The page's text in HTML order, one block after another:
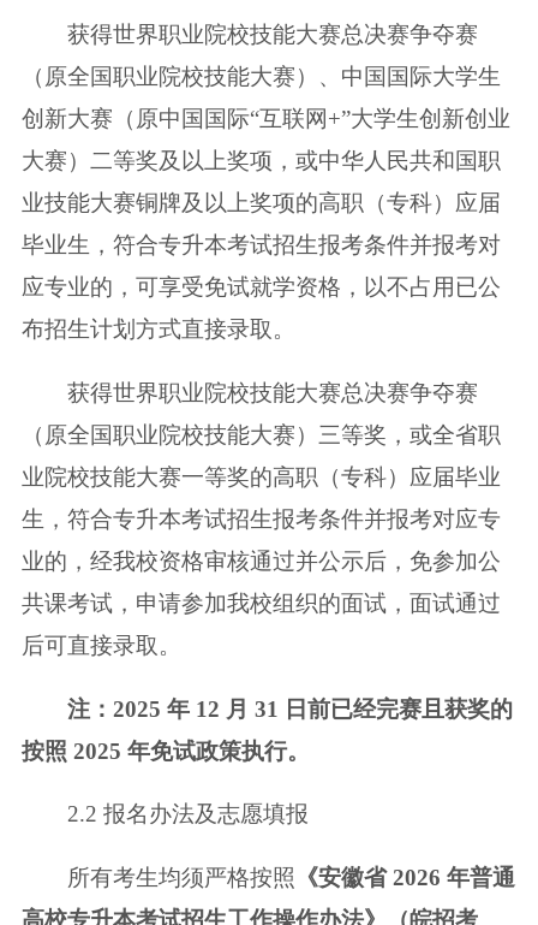
获得世界职业院校技能大赛总决赛争夺赛
（原全国职业院校技能大赛）、中 国国际大学生
创新大赛（原中国国际“互联网+”大学生创新创业
大赛）二等奖及以上奖项，或中华人民共和国职
业技能大赛铜牌及以上奖项的高职（专科）应届
毕业生，符合专升本考试招生报考条件并报考对
应专业的，可享受免试就学资格，以不占用已公
布招生计划方式直接录取。
获得世界职业院校技能大赛总决赛争夺赛
（原全国职业院校技能大赛）三等奖，或全省职
业院校技能大赛一等奖的高职（专科）应届毕业
生，符合专升本考试招生报考条件并报考对应专
业的，经我校资格审核通过并公示后，免参加公
共课考试，申请参加我校组织的面试，面试通过
后可直接录取。
注：2025 年 12 月 31 日前已经完赛且获奖的
按照 2025 年免试政策执行。
2.2 报名办法及志愿填报
所有考生均须严格按照 《安徽省 2026 年普通